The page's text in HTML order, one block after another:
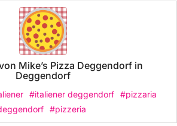
Mike’s Pizza Deggendorf in
Deggendorf
#italiener deggendorf #pizzaria
#pizzeria